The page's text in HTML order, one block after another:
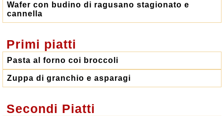
Wafer con budino di ragusano stagionato e
cannella
Primi piatti
Pasta al forno coi broccoli
Zuppa di granchio e asparagi
Secondi Piatti